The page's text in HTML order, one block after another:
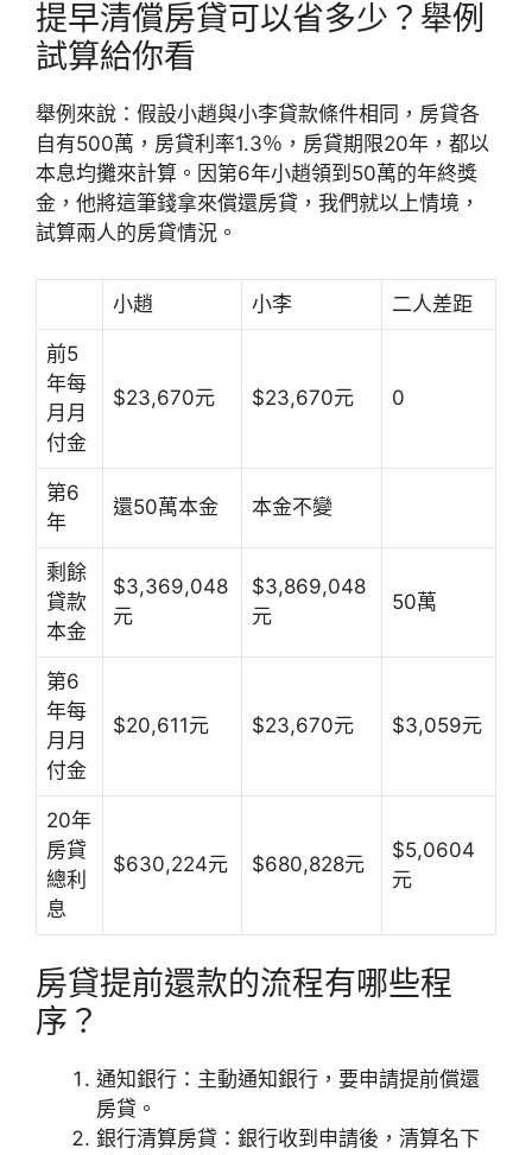
提早清償房貸可以省多少？舉例
試算給你看
舉例來說：假設小趙與小李貸款條件相同，房貸各
自有500萬，房貸利率1.3％，房貸期限20年，都以
本息均攤來計算。因第6年小趙領到50萬的年終獎
金，他將這筆錢拿來償還房貸，我們就以上情境，
試算兩人的房貸情況。
小趙 小李 二人差距
前5
年每
月月
付金
$23,670元 $23,670元 0
第6
年
還50萬本金 本金不變
剩餘
貸款
本金
$3,369,048
元
$3,869,048
元
50萬
第6
年每
月月
付金
$20,611元 $23,670元 $3,059元
20年
房貸
總利
息
$630,224元 $680,828元
$5,0604
元
房貸提前還款的流程有哪些程
序？
通知銀行：主動通知銀行，要申請提前償還
房貸。
銀行清算房貸：銀行收到申請後，清算名下